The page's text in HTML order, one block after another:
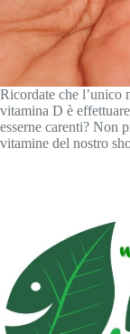
Ricordate che l’unico
vitamina D è
esserne carenti? Non
vitamine del nostro